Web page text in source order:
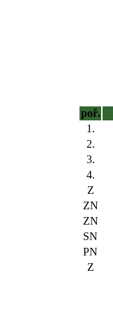
poř.
1.
2.
3.
4.
Z
ZN
ZN
SN
PN
Z